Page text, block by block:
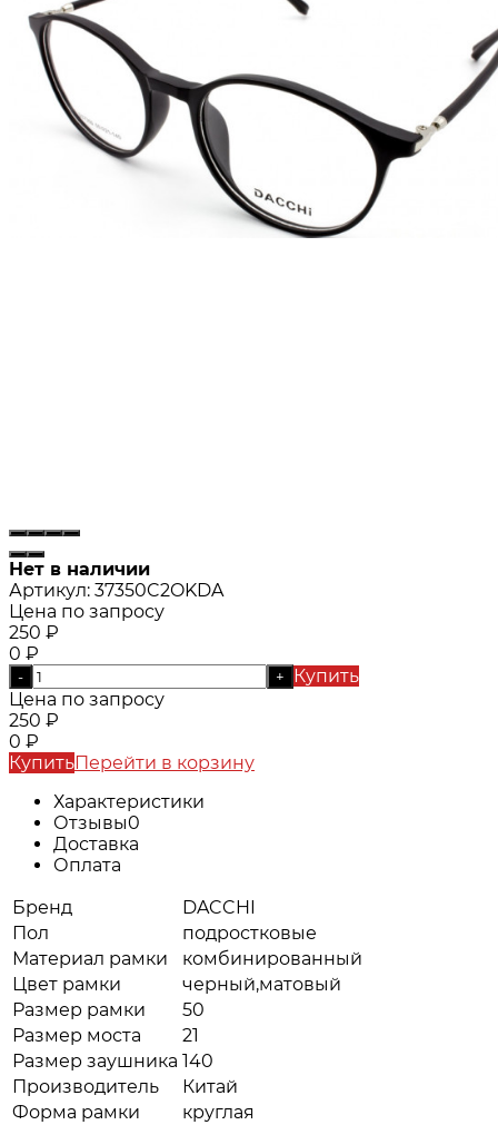
Нет в наличии
Артикул: 37350C2OKDA
Цена по запросу
250 ₽
0 ₽
- +
Купить
Цена по запросу
250 ₽
0 ₽
КупитьПерейти в корзину
Характеристики
Отзывы0
Доставка
Оплата
Бренд
DACCHI
Пол
подростковые
Материал рамки
комбинированный
Цвет рамки
черный,матовый
Размер рамки
50
Размер моста
21
Размер заушника 140
Производитель
Китай
Форма рамки
круглая